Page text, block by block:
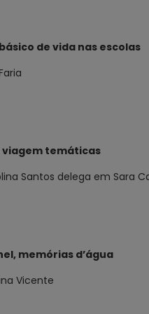
de vida nas escolas
viagem temáticas
Santos delega em Sara
memórias d’água
Vicente